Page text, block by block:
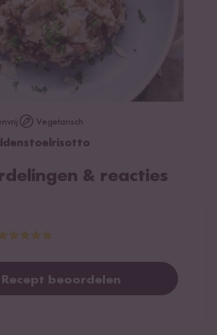
Vegetarisch
& reacties
Recept beoordelen